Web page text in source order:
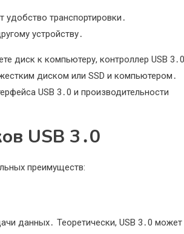
транспортировки․
устройству․
диск к компьютеру, контроллер USB 3․0
диском или SSD и компьютером․
USB 3․0 и производительности
USB 3․0
преимуществ:
данных․ Теоретически, USB 3․0 может